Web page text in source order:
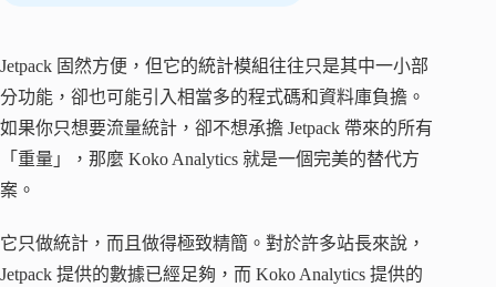
Jetpack 固然方便，但它的統計模組往往只是其中一小部
分功能，卻也可能引入相當多的程式碼和資料庫負擔。
如果你只想要流量統計，卻不想承擔 Jetpack 帶來的所有
「重量」，那麼 Koko Analytics 就是一個完美的替代方
案。
它只做統計，而且做得極致精簡。對於許多站長來說，
Jetpack 提供的數據已經足夠，而 Koko Analytics 提供的